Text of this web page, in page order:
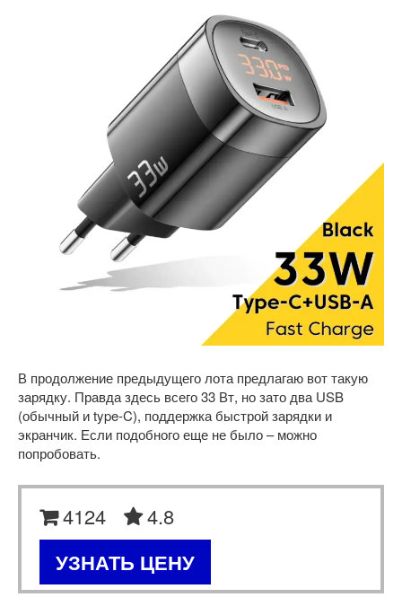
В продолжение предыдущего лота предлагаю вот такую
зарядку. Правда здесь всего 33 Вт, но зато два USB
(обычный и type-C), поддержка быстрой зарядки и
экранчик. Если подобного еще не было – можно
попробовать.
4124 4.8
УЗНАТЬ ЦЕНУ